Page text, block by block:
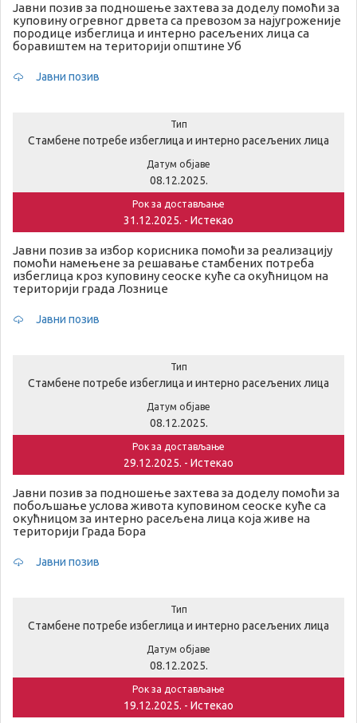
Јавни позив за подношење захтева за доделу помоћи за
куповину огревног дрвета са превозом за најугроженије
породице избеглица и интерно расељених лица са
боравиштем на територији општине Уб
Јавни позив
Тип
Стамбене потребе избеглица и интерно расељених лица
Датум објаве
08.12.2025.
Рок за достављање
31.12.2025. - Истекао
Јавни позив за избор корисника помоћи за реализацију
помоћи намењене за решавање стамбених потреба
избеглица кроз куповину сеоске куће са окућницом на
територији града Лознице
Јавни позив
Тип
Стамбене потребе избеглица и интерно расељених лица
Датум објаве
08.12.2025.
Рок за достављање
29.12.2025. - Истекао
Јавни позив за подношење захтева за доделу помоћи за
побољшање услова живота куповином сеоске куће са
окућницом за интерно расељена лица која живе на
територији Града Бора
Јавни позив
Тип
Стамбене потребе избеглица и интерно расељених лица
Датум објаве
08.12.2025.
Рок за достављање
19.12.2025. - Истекао